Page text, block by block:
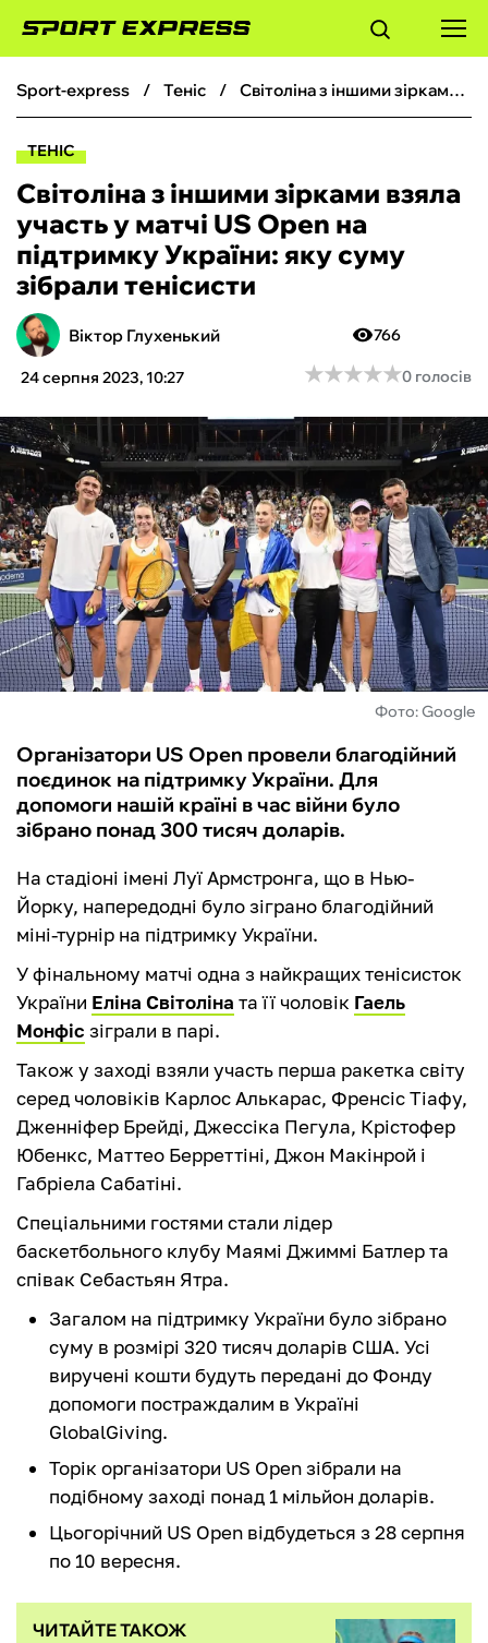
ФУТБОЛ
БОКС
ХОКЕЙ
ТЕНІС
КІБЕРСПОРТ
ЧС-2026
ФУТЗАЛ
ІНШІ
БУКМЕКЕРИ
sport-express теніс Світоліна з іншими зірками взяла участь у матчі US Open на підтримку України: яку суму зібрали тенісисти
ТЕНІС
Світоліна з іншими зірками взяла
участь у матчі US Open на
підтримку України: яку суму
зібрали тенісисти
Віктор Глухенький
24 серпня 2023, 10:27
766
★★★★★
★★★★★0 голосів
Фото: Google
Організатори US Open провели благодійний
поєдинок на підтримку України. Для
допомоги нашій країні в час війни було
зібрано понад 300 тисяч доларів.
На стадіоні імені Луї Армстронга, що в Нью-
Йорку, напередодні було зіграно благодійний
міні-турнір на підтримку України.
У фінальному матчі одна з найкращих тенісисток
України Еліна Світоліна та її чоловік Гаель
Монфіс зіграли в парі.
Також у заході взяли участь перша ракетка світу
серед чоловіків Карлос Алькарас, Френсіс Тіафу,
Дженніфер Брейді, Джессіка Пегула, Крістофер
Юбенкс, Маттео Берреттіні, Джон Макінрой і
Габріела Сабатіні.
Спеціальними гостями стали лідер
баскетбольного клубу Маямі Джиммі Батлер та
співак Себастьян Ятра.
Загалом на підтримку України було зібрано
суму в розмірі 320 тисяч доларів США. Усі
виручені кошти будуть передані до Фонду
допомоги постраждалим в Україні
GlobalGiving.
Торік організатори US Open зібрали на
подібному заході понад 1 мільйон доларів.
Цьогорічний US Open відбудеться з 28 серпня
по 10 вересня.
ЧИТАЙТЕ ТАКОЖ